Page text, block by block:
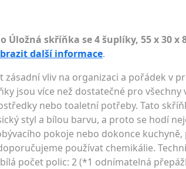
Úložná skříňka se 4 šuplíky, 55 x 30 x
další informace.
zásadní vliv na organizaci a pořádek v
jsou více než dostatečné pro všechny
nebo toaletní potřeby. Tato
styl a bílou barvu, a proto se hodí
pokoje nebo dokonce
používat chemikálie.
počet polic: 2 (*1 odnímatelná